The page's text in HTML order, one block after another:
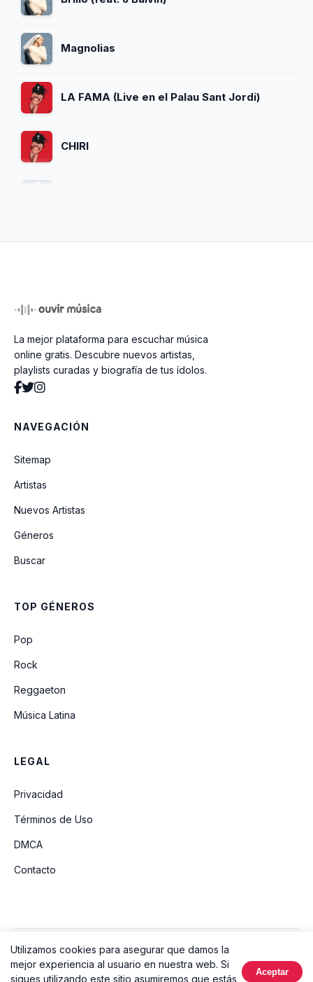
Magnolias
LA FAMA (Live en el Palau Sant Jordi)
CHIRI
Dios Es Un Stalker (versión física)
TUYA
La mejor plataforma para escuchar música
online gratis. Descubre nuevos artistas,
playlists curadas y biografía de tus ídolos.
NAVEGACIÓN
Sitemap
Artistas
Nuevos Artistas
Géneros
Buscar
TOP GÉNEROS
Pop
Rock
Reggaeton
Música Latina
LEGAL
Privacidad
Términos de Uso
DMCA
Contacto
© 2026 Ouvir Música. Todos los derechos reservados.
Hecho con
Utilizamos cookies para asegurar que damos la
mejor experiencia al usuario en nuestra web. Si
sigues utilizando este sitio asumiremos que estás
Aceptar